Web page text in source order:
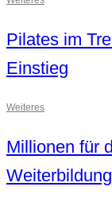
Pilates im
Einstieg
Weiteres
Millionen für